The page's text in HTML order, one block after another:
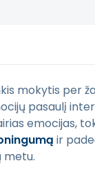
mokytis per
pasaulį
emocijas,
ir
metu.